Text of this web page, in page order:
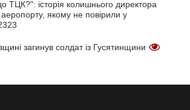
ТЦК?": історія колишнього директора
аеропорту, якому не повірили у
загинув солдат із Гусятинщини